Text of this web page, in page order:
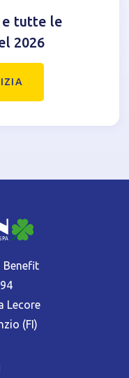
e tutte le
2026
Benefit
Lecore
(FI)